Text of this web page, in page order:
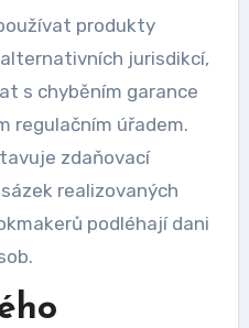
produkty
jurisdikcí,
s chyběním garance
regulačním úřadem.
zdaňovací
realizovaných
podléhají dani